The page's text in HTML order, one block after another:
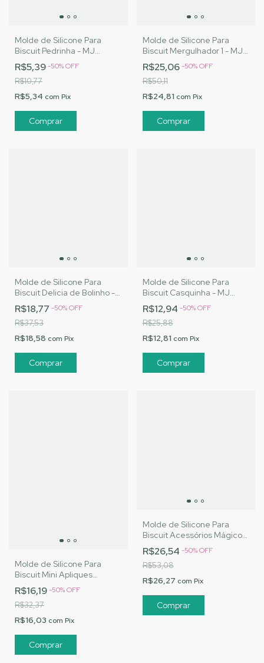
Molde de Silicone Para
Biscuit Pedrinha - MJ
Artesanatos |Cód. 3173
R$5,39-50%OFF
R$10,77
R$5,34 com Pix
Molde de Silicone Para
Biscuit Mergulhador 1 - MJ
Artesanatos |Cód. 3125
R$25,06-50%OFF
R$50,11
R$24,81 com Pix
Molde de Silicone Para
Biscuit Delicia de Bolinho -
MJ Artesanatos |Cód. 3156
R$18,77 -50%OFF
R$37,53
R$18,58 com Pix
Molde de Silicone Para
Biscuit Casquinha - MJ
Artesanatos |Cód. 3167
R$12,94 -50%OFF
R$25,88
R$12,81 com Pix
Molde de Silicone Para
Biscuit Mini Apliques
Jardim - MJ Artesanatos
|Cód. 3169
R$16,19-50%OFF
R$32,37
R$16,03 com Pix
Molde de Silicone Para
Biscuit Acessórios Mágicos
- MJ Artesanatos |Cód. 3171
R$26,54 -50%OFF
R$53,08
R$26,27 com Pix